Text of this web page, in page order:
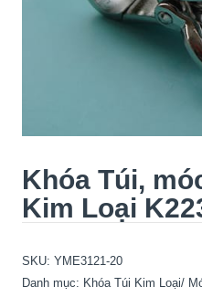
Khóa Túi,
Kim Loại
SKU: YME3121-20
Danh mục: Khóa Túi Kim Loại/